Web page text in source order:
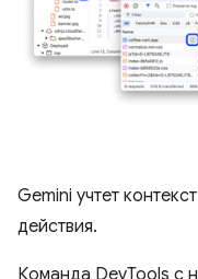
Gemini учтет
действия.
Команда DevTools с